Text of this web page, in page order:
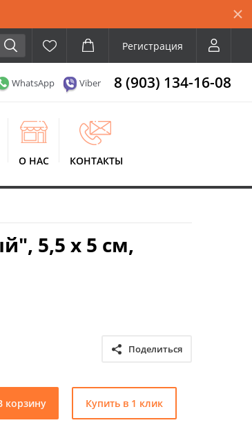
Регистрация
WhatsApp Viber 8 (903) 134-16-08
О НАС КОНТАКТЫ
5,5 х 5 см,
Поделиться
корзину Купить в 1 клик